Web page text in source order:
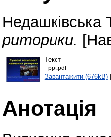
Недашківська
риторики.
Текст
_ppt.pdf
Завантажити (676kB)|
Анотація